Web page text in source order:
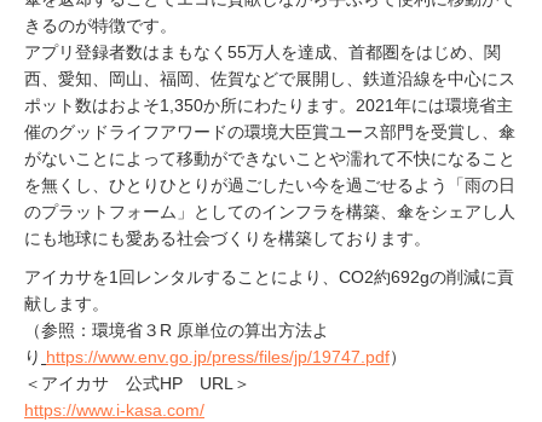
きるのが特徴です。
アプリ登録者数はまもなく55万人を達成、首都圏をはじめ、関
西、愛知、岡山、福岡、佐賀などで展開し、鉄道沿線を中心にス
ポット数はおよそ1,350か所にわたります。2021年には環境省主
催のグッドライフアワードの環境大臣賞ユース部門を受賞し、傘
がないことによって移動ができないことや濡れて不快になること
を無くし、ひとりひとりが過ごしたい今を過ごせるよう「雨の日
のプラットフォーム」としてのインフラを構築、傘をシェアし人
にも地球にも愛ある社会づくりを構築しております。
アイカサを1回レンタルすることにより、CO2約692gの削減に貢
献します。
（参照：環境省３R 原単位の算出方法よ
り https://www.env.go.jp/press/files/jp/19747.pdf）
＜アイカサ 公式HP URL＞
https://www.i-kasa.com/